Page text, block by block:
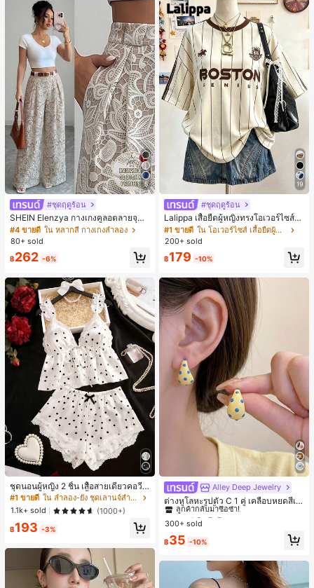
5
#ชุดฤดูร้อน
SHEIN Elenzya กางเกงคูลอตลายจุดเ
อวสูงแบบใหม่สำหรับฤดูใบไม้ผลิ/ฤดูร้อ
น, สไตล์หรูหราเหมาะสำหรับใส่ในชีวิต
ประจำวันและทำงาน, ให้ความรู้สึกวินเ
ทจสำหรับฤดูรับปริญญา, เทศกาลดนตร
ี, การแข่งม้าดาร์บี้, วันประกาศอิสรภาพ
#4 ขายดี
ใน หลากสี กางเกงลำลอง
30+ พูดว่า "คุณภาพเนื้อผ้าดี"
#4 ขายดี ใน หลากสี กางเกงลำลอง
30+ พูดว่า "คุณภาพเนื้อผ้าดี"
#4 ขายดี ใน หลากสี กางเกงลำลอง
30+ พูดว่า "คุณภาพเนื้อผ้าดี"
#4 ขายดี
ใน หลากสี กางเกงลำลอง
80+ sold
฿262 -6%
ชุดนอนผู้หญิง 2 ชิ้น เสื้อสายเดี่ยวคอวีลู
กไม้ พร้อมกางเกงขาสั้นแต่งลูกไม้ แต่ง
โบว์ที่เอว ชุดลำลองผู้หญิงนุ่มสบายน่ารั
ก สไตล์เอสเธติก
#1 ขายดี
ใน ลำลอง-ยัง ชุดเลานจ์สำหรับผู้หญิง
1.1k+ sold
(1000+)
฿193 -3%
19
#ชุดฤดูร้อน
Lalippa เสื้อยืดผู้หญิงทรงโอเวอร์ไซส์ค
วามยาวกลาง คอกลม ไหล่ตก ลายพิมพ์
ตัวอักษรและลายทางแนวตั้ง สไตล์แฟชั่
นมินิมอล ของขวัญให้เพื่อน
#1 ขายดี
50+ พูดว่า "ไม่มีกลิ่น"
#1 ขายดี
ใน โอเวอร์ไซส์ เสื้อยืดผู้หญิง
50+ พูดว่า "ไม่มีกลิ่น"
#1 ขายดี
ใน โอเวอร์ไซส์ เสื้อยืดผู้หญิง
50+ พูดว่า "ไม่มีกลิ่น"
#1 ขายดี
200+ sold
฿179 -10%
Alley Deep Jewelry
ต่างหูโลหะรูปตัว C 1 คู่ เคลือบหยดสีเห
ลือง ลายจุดสีน้ำเงิน สไตล์ยุโรปและอเม
ริกัน แฟชั่นส่วนตัว หวานและสง่างาม
ดินทาง งานแต่งงาน ปาร์ตี้ วันเกิด ของ
#1 ขายดี ใน โบโฮ ต่างหูผู้หญิง
ลูกค้ากลับมาซื้อซ้ำ!
เกือบหมดแล้ว!
#1 ขายดี ใน โบโฮ ต่างหูผู้หญิง
ลูกค้ากลับมาซื้อซ้ำ!
เกือบหมดแล้ว!
#1 ขายดี ใน โบโฮ ต่างหูผู้หญิง
ลูกค้ากลับมาซื้อซ้ำ!
เกือบหมดแล้ว!
#1 ขายดี
ใน โบโฮ ต่างหูผู้หญิง
เกือบหมดแล้ว!
300+ sold
฿35 -10%